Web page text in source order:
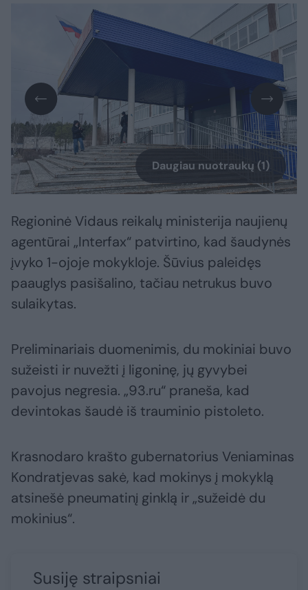
Daugiau nuotraukų (1)
Regioninė Vidaus reikalų ministerija naujienų
agentūrai „Interfax“ patvirtino, kad šaudynės
įvyko 1-ojoje mokykloje. Šūvius paleidęs
paauglys pasišalino, tačiau netrukus buvo
sulaikytas.
Preliminariais duomenimis, du mokiniai buvo
sužeisti ir nuvežti į ligoninę, jų gyvybei
pavojus negresia. „93.ru“ praneša, kad
devintokas šaudė iš trauminio pistoleto.
Krasnodaro krašto gubernatorius Veniaminas
Kondratjevas sakė, kad mokinys į mokyklą
atsinešė pneumatinį ginklą ir „sužeidė du
mokinius“.
Susiję straipsniai